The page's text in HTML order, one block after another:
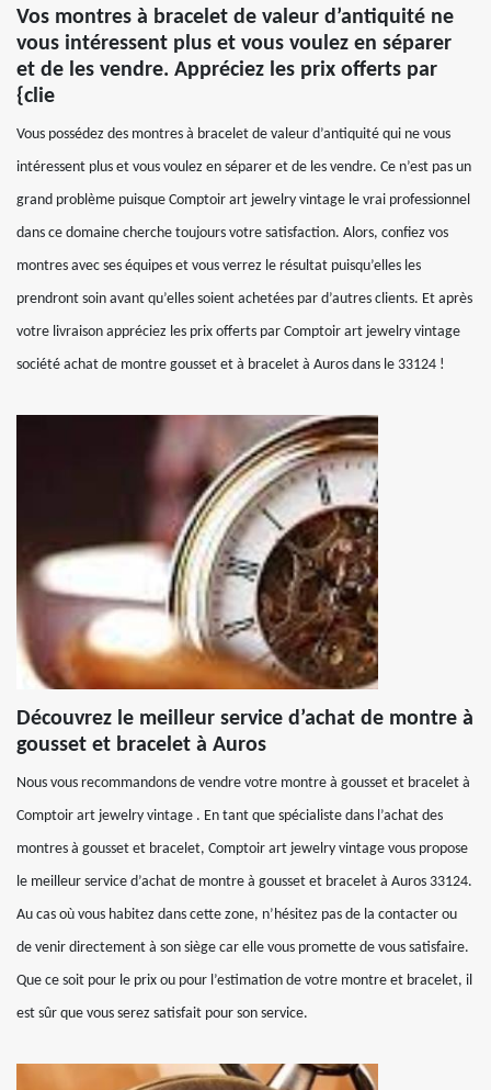
Vos montres à bracelet de valeur d’antiquité ne
vous intéressent plus et vous voulez en séparer
et de les vendre. Appréciez les prix offerts par
{clie
Vous possédez des montres à bracelet de valeur d’antiquité qui ne vous
intéressent plus et vous voulez en séparer et de les vendre. Ce n’est pas un
grand problème puisque Comptoir art jewelry vintage le vrai professionnel
dans ce domaine cherche toujours votre satisfaction. Alors, confiez vos
montres avec ses équipes et vous verrez le résultat puisqu’elles les
prendront soin avant qu’elles soient achetées par d’autres clients. Et après
votre livraison appréciez les prix offerts par Comptoir art jewelry vintage
société achat de montre gousset et à bracelet à Auros dans le 33124 !
Découvrez le meilleur service d’achat de montre à
gousset et bracelet à Auros
Nous vous recommandons de vendre votre montre à gousset et bracelet à
Comptoir art jewelry vintage . En tant que spécialiste dans l’achat des
montres à gousset et bracelet, Comptoir art jewelry vintage vous propose
le meilleur service d’achat de montre à gousset et bracelet à Auros 33124.
Au cas où vous habitez dans cette zone, n’hésitez pas de la contacter ou
de venir directement à son siège car elle vous promette de vous satisfaire.
Que ce soit pour le prix ou pour l’estimation de votre montre et bracelet, il
est sûr que vous serez satisfait pour son service.